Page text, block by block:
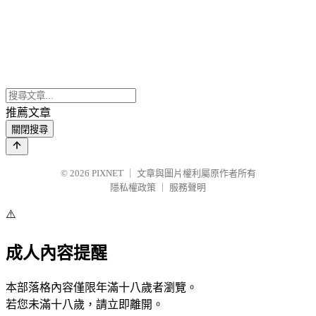
推薦文章
關閉搜尋
© 2026 PIXNET
文章與圖片權利屬原作者所有
隱私權政策
服務聲明
⚠️
成人內容提醒
本部落格內容僅限年滿十八歲者瀏覽。
若您未滿十八歲，請立即離開。